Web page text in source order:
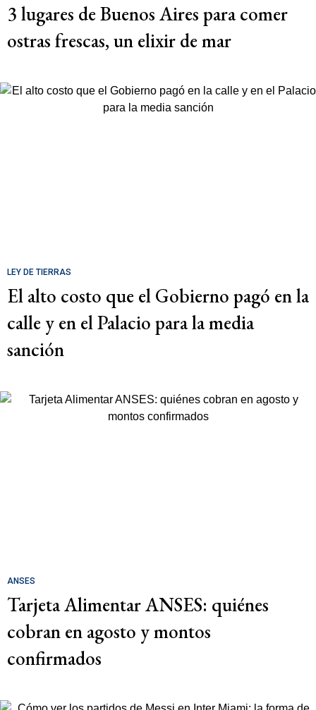
3 lugares de Buenos Aires para comer
ostras frescas, un elixir de mar
LEY DE TIERRAS
El alto costo que el Gobierno pagó en la
calle y en el Palacio para la media
sanción
ANSES
Tarjeta Alimentar ANSES: quiénes
cobran en agosto y montos
confirmados